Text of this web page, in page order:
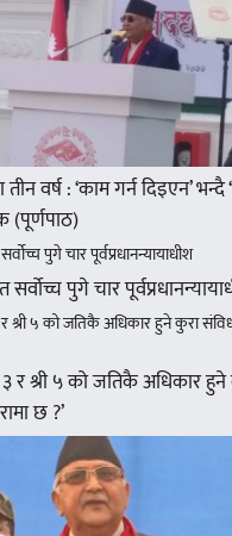
वर्ष : ‘काम गर्न दिइएन’ भन्दै
(पूर्णपाठ)
पुगे चार
३ र श्री ५ को जतिकै अधिकार
छ ?’